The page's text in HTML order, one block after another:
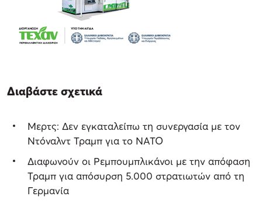
Διαβάστε σχετικά
Μερτς: Δεν εγκαταλείπω τη συνεργασία με τον
Ντόναλντ Τραμπ για το ΝΑΤΟ
Διαφωνούν οι Ρεμπουμπλικάνοι με την απόφαση
Τραμπ για απόσυρση 5.000 στρατιωτών από τη
Γερμανία